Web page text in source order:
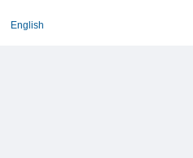
English